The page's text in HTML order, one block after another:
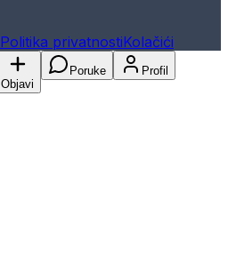
Politika privatnostiKolačići
Objavi
Poruke Profil